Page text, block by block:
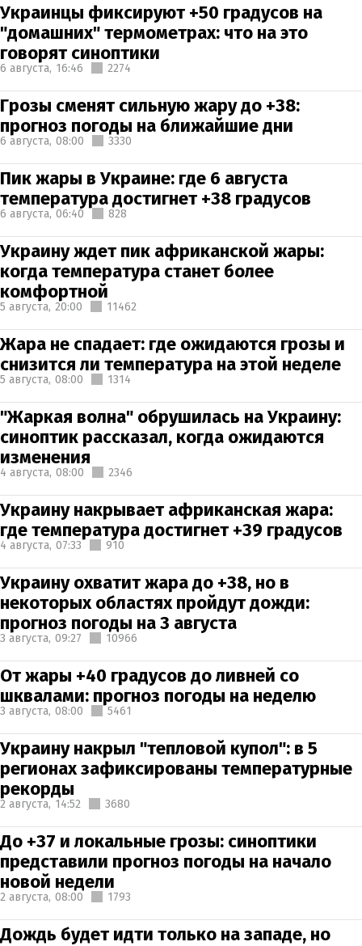
Украинцы фиксируют +50 градусов на
"домашних" термометрах: что на это
говорят синоптики
6 августа, 16:46 2274
Грозы сменят сильную жару до +38:
прогноз погоды на ближайшие дни
6 августа, 08:00 3330
Пик жары в Украине: где 6 августа
температура достигнет +38 градусов
6 августа, 06:40 828
Украину ждет пик африканской жары:
когда температура станет более
комфортной
5 августа, 20:00 11462
Жара не спадает: где ожидаются грозы и
снизится ли температура на этой неделе
5 августа, 08:00 1314
"Жаркая волна" обрушилась на Украину:
синоптик рассказал, когда ожидаются
изменения
4 августа, 08:00 2346
Украину накрывает африканская жара:
где температура достигнет +39 градусов
4 августа, 07:33 910
Украину охватит жара до +38, но в
некоторых областях пройдут дожди:
прогноз погоды на 3 августа
3 августа, 09:27 10966
От жары +40 градусов до ливней со
шквалами: прогноз погоды на неделю
3 августа, 08:00 5461
Украину накрыл "тепловой купол": в 5
регионах зафиксированы температурные
рекорды
2 августа, 14:52 3680
До +37 и локальные грозы: синоптики
представили прогноз погоды на начало
новой недели
2 августа, 08:00 1793
Дождь будет идти только на западе, но